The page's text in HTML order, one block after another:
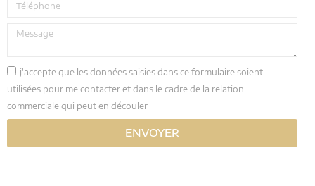
j'accepte que les données saisies dans ce formulaire soient
utilisées pour me contacter et dans le cadre de la relation
commerciale qui peut en découler
ENVOYER